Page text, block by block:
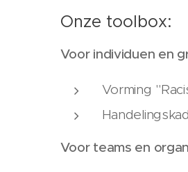
Onze toolbox:
Voor individuen en
Vorming
Voor teams en